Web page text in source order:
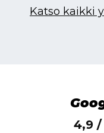
Katso kaikki
4,9 /